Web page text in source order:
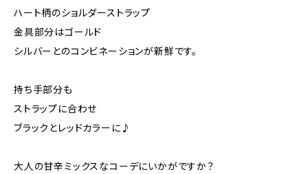
ハート柄のショルダーストラップ
金具部分はゴールド
シルバーとのコンビネーションが新鮮です。
持ち手部分も
ストラップに合わせ
ブラックとレッドカラーに♪
大人の甘辛ミックスなコーデにいかがですか？